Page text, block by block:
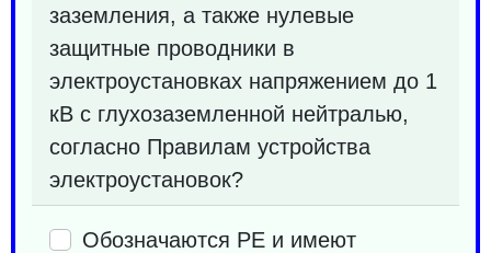
заземления, а также нулевые
защитные проводники в
электроустановках напряжением до 1
кВ с глухозаземленной нейтралью,
согласно Правилам устройства
электроустановок?
Обозначаются PE и имеют